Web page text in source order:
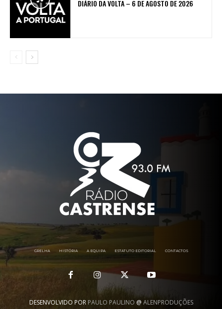
DIÁRIO DA VOLTA – 6 DE AGOSTO DE 2026
GRELHA HISTÓRIA A EQUIPA ESTATUTO EDITORIAL CONTACTOS
DESENVOLVIDO POR PAULO PAULINO @ ALENPRODUÇÕES